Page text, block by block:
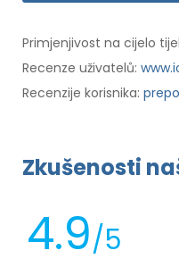
Primjenjivost na cijelo
Recenze uživatelů:
Recenzije korisnika:
Zkušenosti
4.9/5